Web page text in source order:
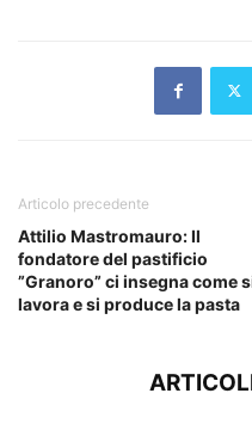
Articolo precedente
Attilio Mastromauro: Il
fondatore del pastificio
”Granoro” ci insegna come
lavora e si produce la pasta